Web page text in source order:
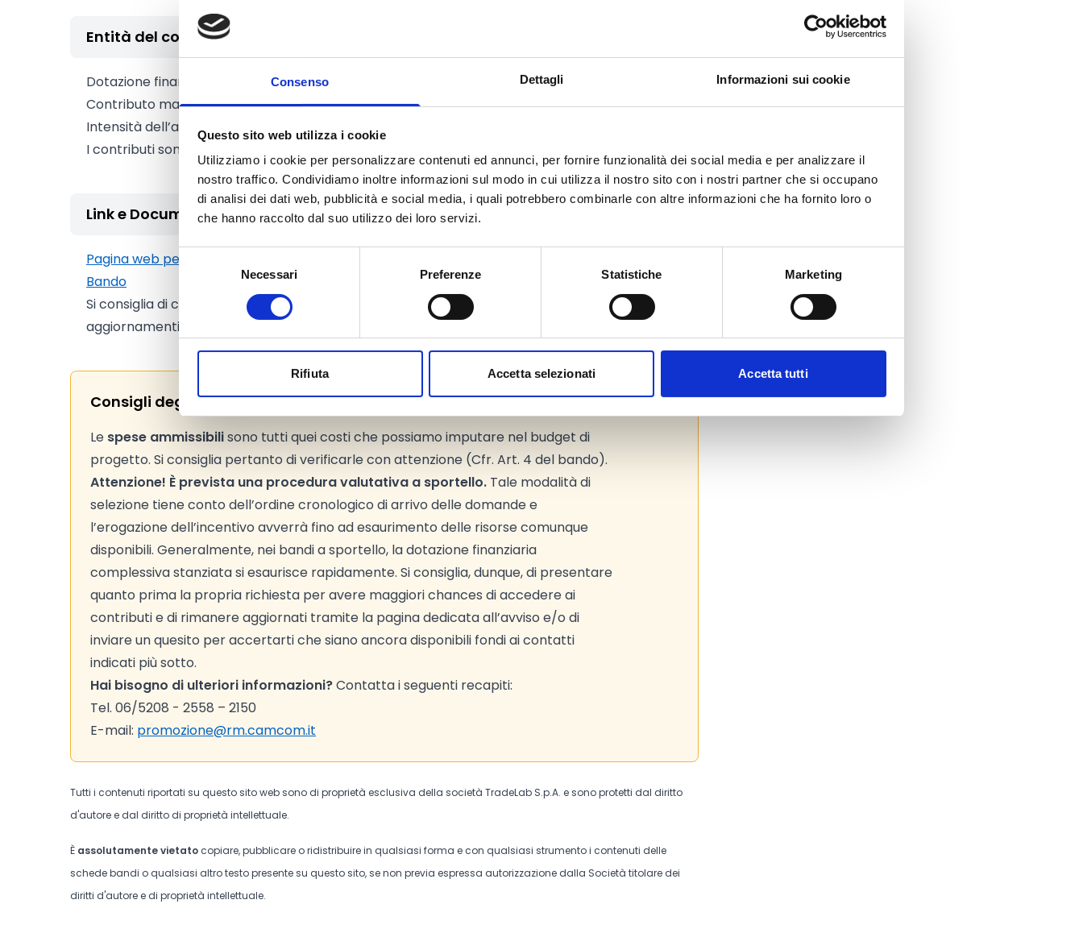
Consenso Dettagli Informazioni sui cookie
Questo sito web utilizza i cookie
Utilizziamo i cookie per personalizzare contenuti ed annunci, per fornire funzionalità dei social media e per analizzare il
nostro traffico. Condividiamo inoltre informazioni sul modo in cui utilizza il nostro sito con i nostri partner che si occupano
di analisi dei dati web, pubblicità e social media, i quali potrebbero combinarle con altre informazioni che ha fornito loro o
che hanno raccolto dal suo utilizzo dei loro servizi.
Selezione
Necessari Preferenze Statistiche Marketing
Rifiuta Accetta selezionati Accetta tutti
Entità del contributo
Dotazione finanziaria complessiva:350.000 Euro
Contributo massimo:5.000 Euro
Intensità dell’aiuto:
50%
I contributi sono concessi ai sensi del regolamento de minimis.
Link e Documenti
Pagina web per formulari e documenti
Bando
Si consiglia di consultare regolarmente il sito web ufficiale del bando per gli
aggiornamenti e le informazioni addizionali.
Consigli degli esperti
Le spese ammissibilisono tutti quei costi che possiamo imputare nel budget di
progetto. Si consiglia pertanto di verificarle con attenzione (Cfr. Art. 4 del bando).
Attenzione! È prevista una procedura valutativa a sportello. Tale modalità di
selezione tiene conto dell’ordine cronologico di arrivo delle domande e
l’erogazione dell’incentivo avverrà fino ad esaurimento delle risorse comunque
disponibili. Generalmente, nei bandi a sportello, la dotazione finanziaria
complessiva stanziata si esaurisce rapidamente. Si consiglia, dunque, di presentare
quanto prima la propria richiesta per avere maggiori chances di accedere ai
contributi e di rimanere aggiornati tramite la pagina dedicata all’avviso e/o di
inviare un quesito per accertarti che siano ancora disponibili fondi ai contatti
indicati più sotto.
Hai bisogno di ulteriori informazioni?Contatta i seguenti recapiti:
Tel. 06/5208 - 2558 – 2150
E-mail: promozione@rm.camcom.it
Tutti i contenuti riportati su questo sito web sono di proprietà esclusiva della società TradeLab S.p.A. e sono protetti dal diritto
d'autore e dal diritto di proprietà intellettuale.
È assolutamente vietato copiare, pubblicare o ridistribuire in qualsiasi forma e con qualsiasi strumento i contenuti delle
schede bandi o qualsiasi altro testo presente su questo sito, se non previa espressa autorizzazione dalla Società titolare dei
diritti d'autore e di proprietà intellettuale.